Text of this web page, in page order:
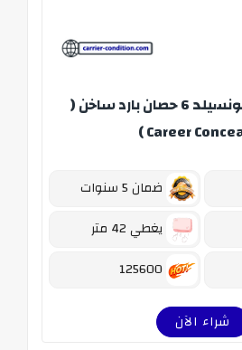
تكييف كاريير كونسيلد 6 حصان بارد ساخن (
Career
ضمان 5 سنوات
يغطي 42 متر
شراء الآن